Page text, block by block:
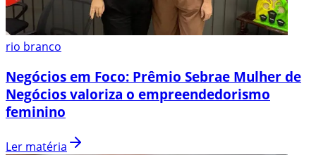
rio branco
Negócios em Foco: Prêmio Sebrae Mulher de
Negócios valoriza o empreendedorismo
feminino
Ler matéria